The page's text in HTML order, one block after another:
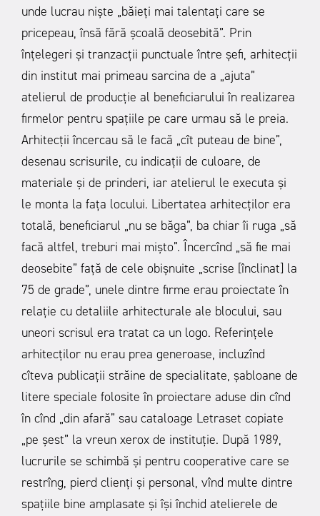
unde lucrau niște „băieți mai talentați care se
pricepeau, însă fără școală deosebită”. Prin
înțelegeri și tranzacții punctuale între șefi, arhitecții
din institut mai primeau sarcina de a „ajuta”
atelierul de producție al beneficiarului în realizarea
firmelor pentru spațiile pe care urmau să le preia.
Arhitecții încercau să le facă „cît puteau de bine”,
desenau scrisurile, cu indicații de culoare, de
materiale și de prinderi, iar atelierul le executa și
le monta la fața locului. Libertatea arhitecților era
totală, beneficiarul „nu se băga”, ba chiar îi ruga „să
facă altfel, treburi mai mișto”. Încercînd „să fie mai
deosebite” față de cele obișnuite „scrise [înclinat] la
75 de grade”, unele dintre firme erau proiectate în
relație cu detaliile arhitecturale ale blocului, sau
uneori scrisul era tratat ca un logo. Referințele
arhitecților nu erau prea generoase, incluzînd
cîteva publicații străine de specialitate, șabloane de
litere speciale folosite în proiectare aduse din cînd
în cînd „din afară” sau cataloage Letraset copiate
„pe șest” la vreun xerox de instituție. După 1989,
lucrurile se schimbă și pentru cooperative care se
restrîng, pierd clienți și personal, vînd multe dintre
spațiile bine amplasate și își închid atelierele de